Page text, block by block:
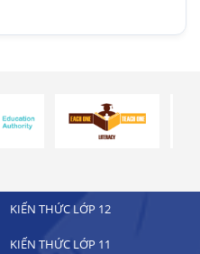
KIẾN THỨC LỚP 12
KIẾN THỨC LỚP 11